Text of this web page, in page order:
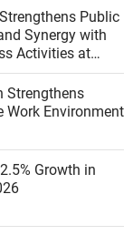
Public
Synergy with
Activities at
Strengthens
Work Environment
Growth in